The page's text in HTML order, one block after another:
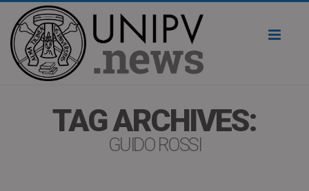
TAG ARCHIVES:
GUIDO ROSSI